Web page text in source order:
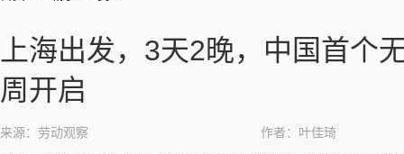
上海出发，3天2晚，中国首个
周开启
来源：劳动观察 作者：叶佳琦